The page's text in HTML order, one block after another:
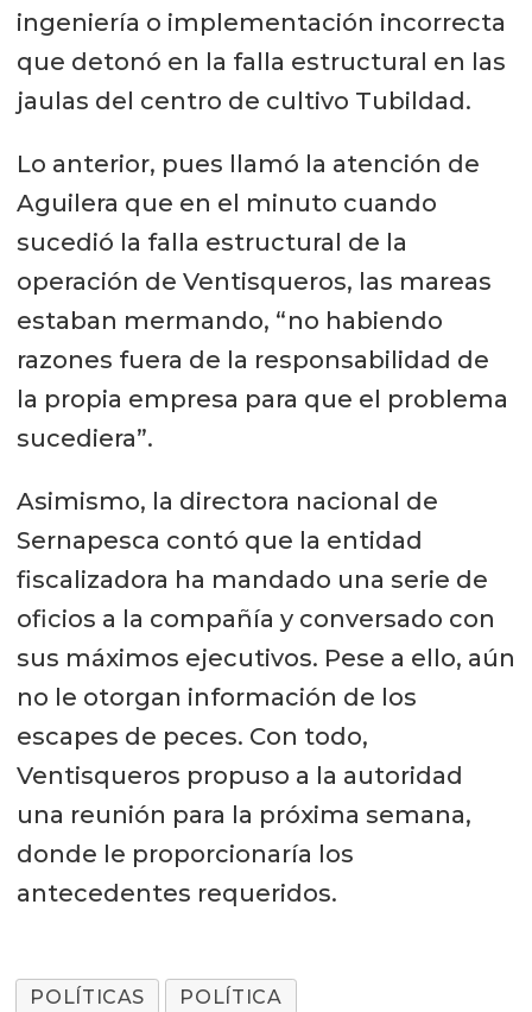
ingeniería o implementación incorrecta
que detonó en la falla estructural en las
jaulas del centro de cultivo Tubildad.
Lo anterior, pues llamó la atención de
Aguilera que en el minuto cuando
sucedió la falla estructural de la
operación de Ventisqueros, las mareas
estaban mermando, “no habiendo
razones fuera de la responsabilidad de
la propia empresa para que el problema
sucediera”.
Asimismo, la directora nacional de
Sernapesca contó que la entidad
fiscalizadora ha mandado una serie de
oficios a la compañía y conversado con
sus máximos ejecutivos. Pese a ello, aún
no le otorgan información de los
escapes de peces. Con todo,
Ventisqueros propuso a la autoridad
una reunión para la próxima semana,
donde le proporcionaría los
antecedentes requeridos.
POLÍTICAS POLÍTICA